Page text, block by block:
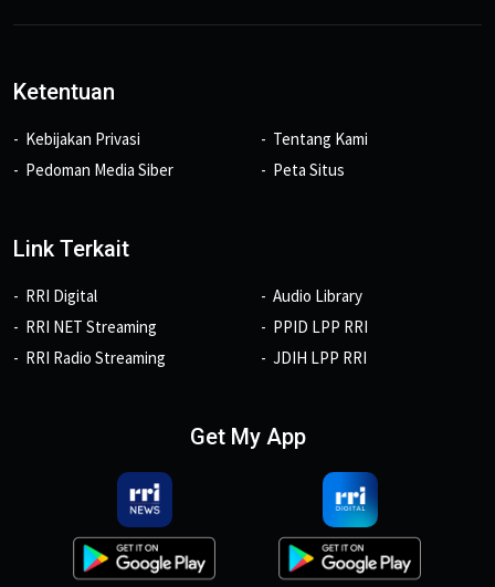
Ketentuan
Kebijakan Privasi
Pedoman Media Siber
Tentang Kami
Peta Situs
Link Terkait
RRI Digital
RRI NET Streaming
RRI Radio Streaming
Audio Library
PPID LPP RRI
JDIH LPP RRI
Get My App